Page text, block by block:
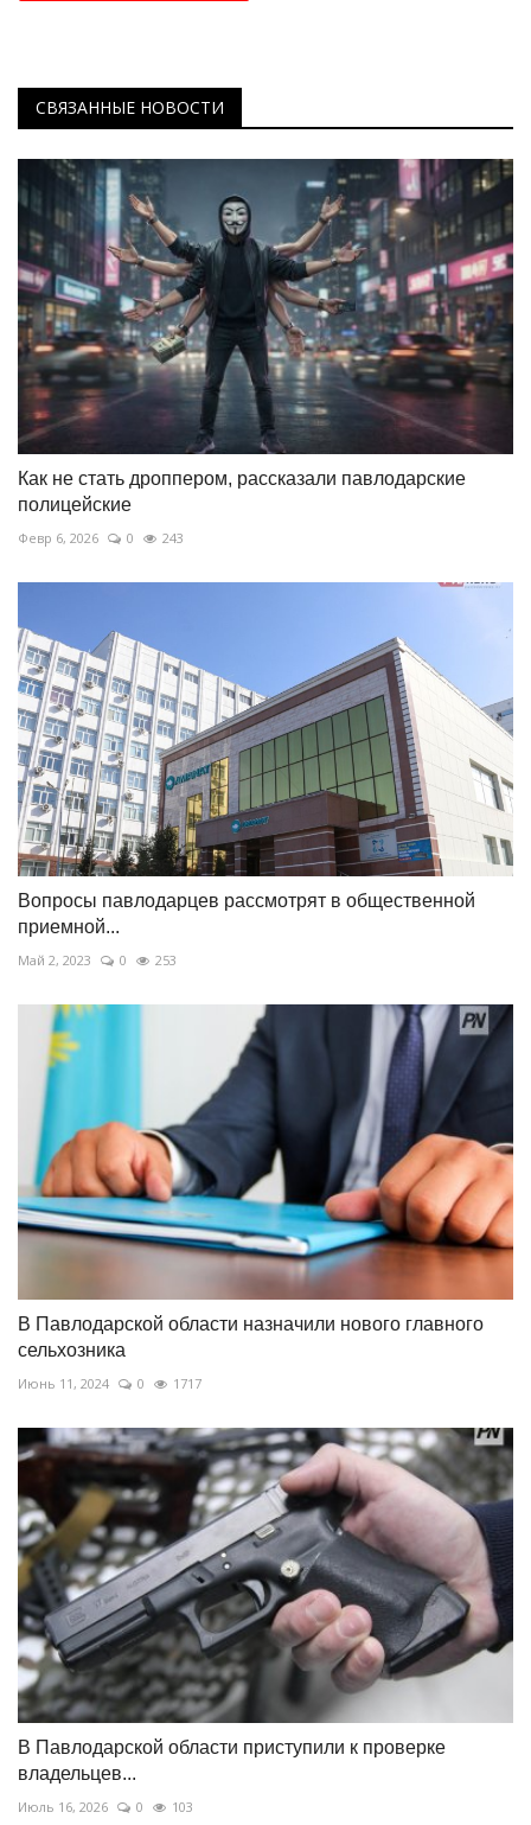
СВЯЗАННЫЕ НОВОСТИ
Как не стать дроппером, рассказали павлодарские
полицейские
Февр 6, 2026 0 243
Вопросы павлодарцев рассмотрят в общественной
приемной...
Май 2, 2023 0 253
В Павлодарской области назначили нового главного
сельхозника
Июнь 11, 2024 0 1717
В Павлодарской области приступили к проверке
владельцев...
Июль 16, 2026 0 103